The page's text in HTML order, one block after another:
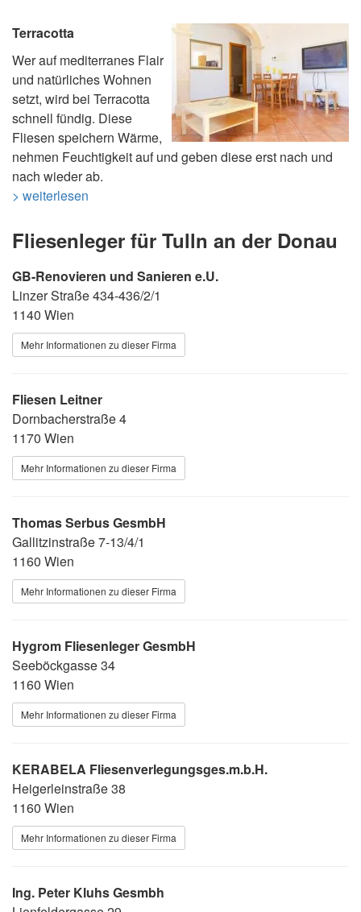
Terracotta
Wer auf mediterranes Flair
und natürliches Wohnen
setzt, wird bei Terracotta
schnell fündig. Diese
Fliesen speichern Wärme,
nehmen Feuchtigkeit auf und geben diese erst nach und
nach wieder ab.
> weiterlesen
Fliesenleger für Tulln an der Donau
GB-Renovieren und Sanieren e.U.
Linzer Straße 434-436/2/1
1140 Wien
Mehr Informationen zu dieser Firma
Fliesen Leitner
Dornbacherstraße 4
1170 Wien
Mehr Informationen zu dieser Firma
Thomas Serbus GesmbH
Gallitzinstraße 7-13/4/1
1160 Wien
Mehr Informationen zu dieser Firma
Hygrom Fliesenleger GesmbH
Seeböckgasse 34
1160 Wien
Mehr Informationen zu dieser Firma
KERABELA Fliesenverlegungsges.m.b.H.
Heigerleinstraße 38
1160 Wien
Mehr Informationen zu dieser Firma
Ing. Peter Kluhs Gesmbh